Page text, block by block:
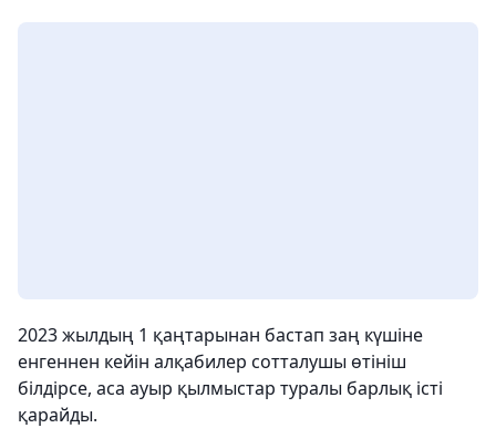
2023 жылдың 1 қаңтарынан бастап заң күшіне
енгеннен кейін алқабилер сотталушы өтініш
білдірсе, аса ауыр қылмыстар туралы барлық істі
қарайды.